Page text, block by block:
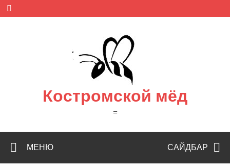
Skip
content
Костромской мёд
=
САЙДБАР
МЕНЮ